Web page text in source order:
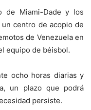
de Miami-Dade y los
centro de acopio de
de Venezuela en
equipo de béisbol.
ocho horas diarias y
un plazo que podrá
persiste.